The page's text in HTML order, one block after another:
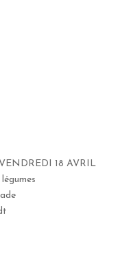
18 AVRIL